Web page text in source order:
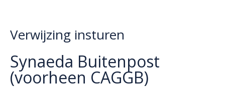
Verwijzing insturen
Synaeda Buitenpost
(voorheen CAGGB)